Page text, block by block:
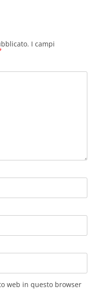
I campi
web in questo browser